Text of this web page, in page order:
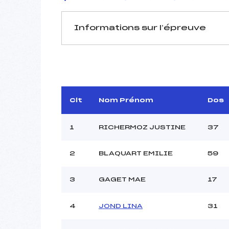
Informations sur l’épreuve
Arbitre :
Assistant :
MANCHE 1
Ouvreurs A :
Clt Nom Prénom Dos
1 RICHERMOZ JUSTINE 37
2 BLAQUART EMILIE 59
3 GAGET MAE 17
4 JOND LINA 31